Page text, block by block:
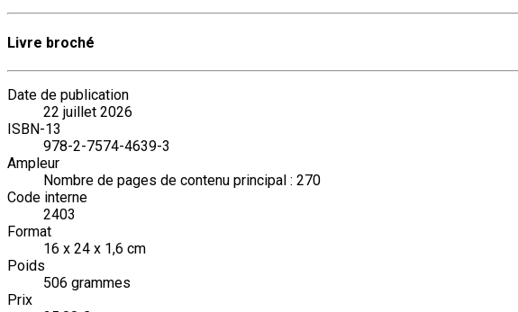
Livre broché
Date de publication
22 juillet 2026
ISBN-13
978-2-7574-4639-3
Ampleur
Nombre de pages de contenu principal : 270
Code interne
2403
Format
16 x 24 x 1,6 cm
Poids
506 grammes
Prix